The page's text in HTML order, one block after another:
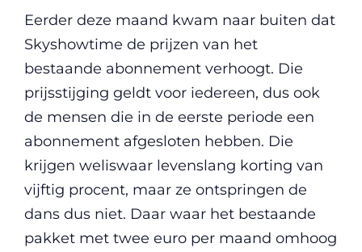
Eerder deze maand kwam naar buiten dat
Skyshowtime de prijzen van het
bestaande abonnement verhoogt. Die
prijsstijging geldt voor iedereen, dus ook
de mensen die in de eerste periode een
abonnement afgesloten hebben. Die
krijgen weliswaar levenslang korting van
vijftig procent, maar ze ontspringen de
dans dus niet. Daar waar het bestaande
pakket met twee euro per maand omhoog